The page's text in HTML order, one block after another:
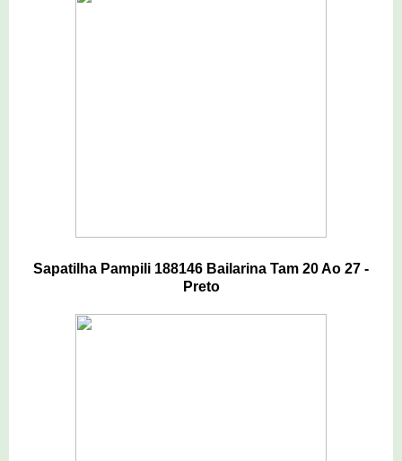
Sapatilha Pampili 188146 Bailarina Tam 20 Ao 27 -
Preto